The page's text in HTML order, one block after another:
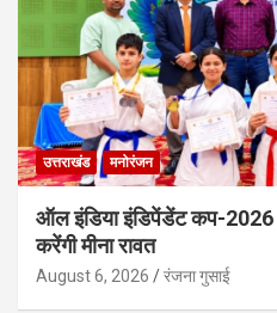
उत्तराखंड मनोरंजन
ऑल इंडिया इंडिपेंडेंट कप-2026
करेंगी मीना रावत
August 6, 2026 रंजना गुसाई